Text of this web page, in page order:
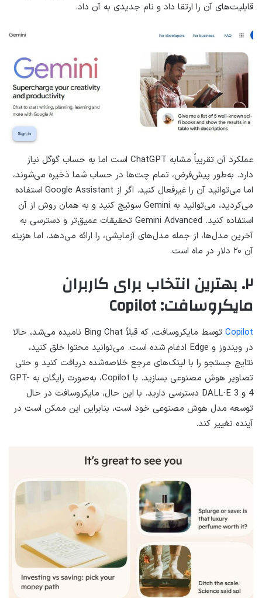
قابلیت‌های آن را ارتقا داد و نام جدیدی به آن داد.
عملکرد آن تقریباً مشابه ChatGPT است اما به حساب گوگل نیاز
دارد. به‌طور پیش‌فرض، تمام چت‌ها در حساب شما ذخیره می‌شوند،
اما می‌توانید آن را غیرفعال کنید. اگر از Google Assistant استفاده
می‌کردید، می‌توانید به Gemini سوئیچ کنید و به همان روش از آن
استفاده کنید. Gemini Advanced تحقیقات عمیق‌تر و دسترسی به
آخرین مدل‌ها، از جمله مدل‌های آزمایشی، را ارائه می‌دهد، اما هزینه
آن ۲۰ دلار در ماه است.
۲. بهترین انتخاب برای کاربران
مایکروسافت: Copilot
Copilot
توسط مایکروسافت، که قبلاً Bing Chat نامیده می‌شد، حالا
در ویندوز و Edge ادغام شده است. می‌توانید محتوا خلق کنید،
نتایج جستجو را با لینک‌های مرجع خلاصه‌شده دریافت کنید و حتی
تصاویر هوش مصنوعی بسازید. با Copilot، به‌صورت رایگان به GPT-
4 و DALL·E 3 دسترسی دارید. با این حال، مایکروسافت در حال
توسعه مدل هوش مصنوعی خود است، بنابراین این ممکن است در
آینده تغییر کند.